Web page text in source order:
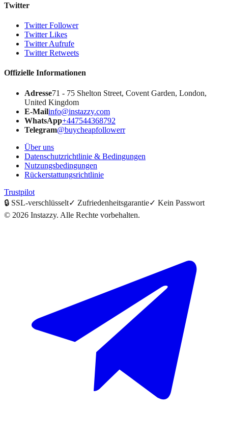
Twitter
Twitter Follower
Twitter Likes
Twitter Aufrufe
Twitter Retweets
Offizielle Informationen
Adresse71 - 75 Shelton Street, Covent Garden, London,
United Kingdom
E-Mailinfo@instazzy.com
WhatsApp+447544368792
Telegram@buycheapfollowerr
Über uns
Datenschutzrichtlinie & Bedingungen
Nutzungsbedingungen
Rückerstattungsrichtlinie
Trustpilot
🔒 SSL-verschlüsselt✓ Zufriedenheitsgarantie✓ Kein Passwort
© 2026 Instazzy. Alle Rechte vorbehalten.